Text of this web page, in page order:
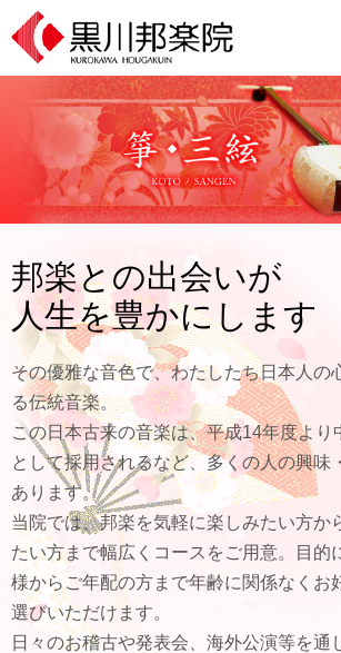
邦楽との出会いが
人生を豊かにします
その優雅な音色で、わたしたち日本人の
る伝統音楽。
この日本古来の音楽は、平成14年度より
として採用されるなど、多くの人の興味
あります。
当院では、邦楽を気軽に楽しみたい方か
たい方まで幅広くコースをご用意。目的
様からご年配の方まで年齢に関係なくお
選びいただけます。
日々のお稽古や発表会、海外公演等を通